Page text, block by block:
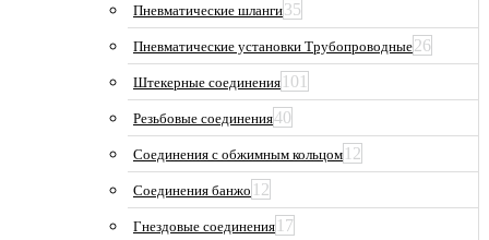
Пневматические шланги35
Пневматические установки Трубопроводные26
Штекерные соединения 101
Резьбовые соединения40
Соединения с обжимным кольцом 12
Соединения банжо 12
Гнездовые соединения 17